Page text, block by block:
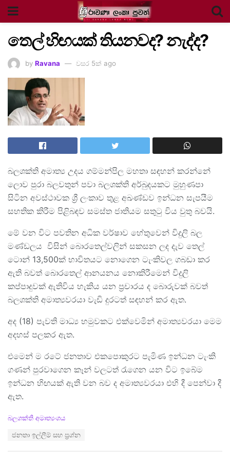
තෙල් හිඟයක් තියනවද? නැද්ද?
by Ravana වසර 5ක් ago
බලශක්ති අමාත්‍ය උදය ගම්මන්පිල මහතා සඳහන් කරන්නේ
ලොව පුරා බලවතුන් පවා බලශක්ති අර්බුදයකට මුහුණපා
සිටින අවස්ථාවක ශ්‍රී ලංකාව තුළ අඛණ්ඩව ඉන්ධන සැපයීම
සහතික කිරීම පිළිබඳව සමස්ත ජාතියම සතුටු විය වුතු බවයි.
මේ වන විට පවතින අධික වර්ෂාව හේතුවෙන් විදුලි බල
මණ්ඩලය විසින් බොරතෙල්වලින් සකසන ලද දැව තෙල්
ටොන් 13,500ක් භාවිතයට නොගෙන ටැංකිවල ගබඩා කර
ඇති බවත් බොරතෙල් ආනයනය නොකිරීමෙන් විදුලි
කප්පාදුවක් ඇතිවිය හැකිය යන ප්‍රචාරය ද ‌බොරුවක් බවත්
බලශක්ති අමාත්‍යවරයා වැඩි දුරටත් සඳහන් කර ඇත.
අද (18) පැවති මාධ්‍ය හමුවකට එක්වෙමින් අමාත්‍යවරයා මෙම
අදහස් පලකර ඇත.
එමෙන් ම රටේ ජනතාව එකපොකුරට පැමිණ ඉන්ධන ටැංකි
ගණන් පුරවාගෙන කෑන් වලටත් රැගෙන යන විට ඉබේම
ඉන්ධන හිඟයක් ඇති වන බව ද අමාත්‍යවරයා එහි දී පෙන්වා දී
ඇත.
C
බලශක්ති අමාත්‍යංශය
ජනතා ඉල්ලීම් සහ ප්‍රශ්න